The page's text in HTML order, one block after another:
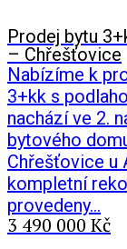
Prodej bytu
– Chřešťovice
Nabízíme k
3+kk s
nachází ve 2.
bytového
Chřešťovice u
kompletní
provedeny…
3 490 000 Kč